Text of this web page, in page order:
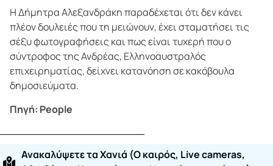
Η Δήμητρα Αλεξανδράκη παραδέχεται ότι δεν κάνει
πλέον δουλειές που τη μειώνουν, έχει σταματήσει τις
σέξυ φωτογραφήσεις και πως είναι τυχερή που ο
σύντροφος της Ανδρέας, Ελληνοαυστραλός
επιχειρηματίας, δείχνει κατανόηση σε κακόβουλα
δημοσιεύματα.
Πηγή: People
Ανακαλύψετε τα Χανιά (O καιρός, Live cameras,